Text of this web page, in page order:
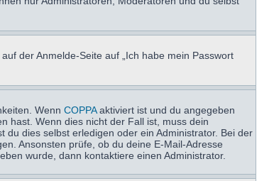
der Anmelde-Seite auf „Ich habe mein Passwort
Wenn COPPAaktiviert ist und du angegeben
hast. Wenn dies nicht der Fall ist, muss dein
dies selbst erledigen oder ein Administrator. Bei der
Ansonsten prüfe, ob du deine E-Mail-Adresse
wurde, dann kontaktiere einen Administrator.